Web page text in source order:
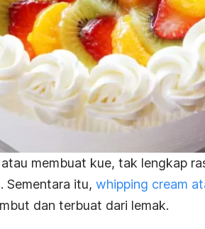
membuat kue, tak lengkap
. Sementara itu, whipping cream
dan terbuat dari lemak.